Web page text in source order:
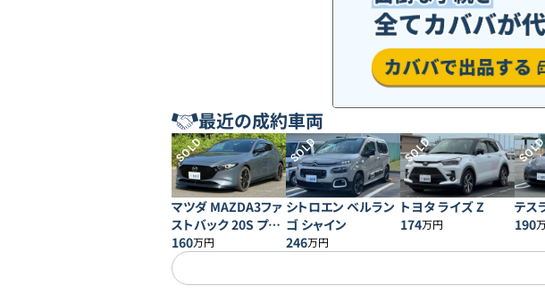
最近の成約車両
SOLD
マツダ MAZDA3ファ
ストバック 20S プロ
アクティブ
160万円
SOLD
シトロエン ベルラン
ゴ シャイン
246万円
SOLD
トヨタ ライズ Z
174万円
テス
190